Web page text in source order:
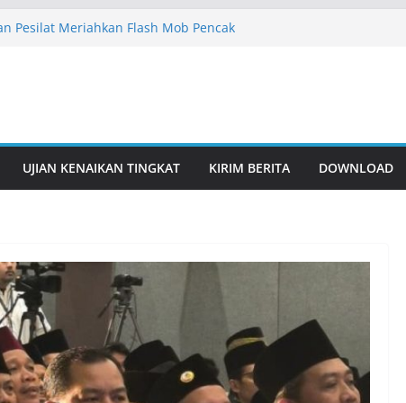
Pesilat Meriahkan Flash Mob Pencak
Gelar Latihan Rutin, Perkuat
Pesilat Berbakat Lewat Pembinaan
UJIAN KENAIKAN TINGKAT KIRIM BERITA DOWNLOAD